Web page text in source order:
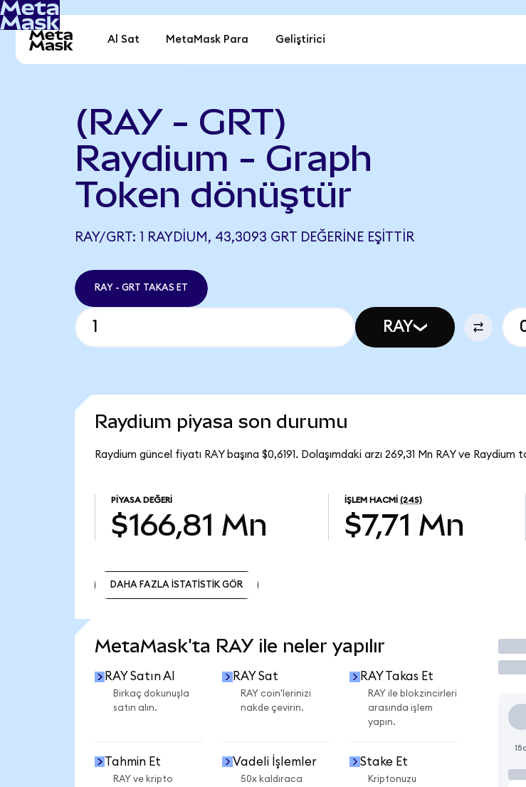
Al Sat MetaMask Para Geliştirici
(RAY - GRT)
Raydium - Graph
Token dönüştür
RAY/GRT: 1 RAYDIUM, 43,3093 GRT DEĞERINE EŞITTIR
RAY - GRT TAKAS ET
RAY
Raydium piyasa son durumu
Raydium güncel fiyatı RAY başına $0,6191. Dolaşımdaki arzı 269,31 Mn RAY ve
PIYASA DEĞERI
$166,81 Mn
İŞLEM HACMI (24S)
$7,71 Mn
DAHA FAZLA İSTATİSTİK GÖR
MetaMask'ta RAY ile neler yapılır
RAY Satın Al
Birkaç dokunuşla
satın alın.
RAY Sat
RAY coin'lerinizi
nakde çevirin.
RAY Takas Et
RAY ile blokzincirleri
arasında işlem
yapın.
Tahmin Et
RAY ve kripto
Vadeli İşlemler
50x kaldıraca
Stake Et
Kriptonuzu